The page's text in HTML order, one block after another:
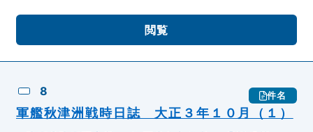
閲覧
8 件名
軍艦秋津洲戦時日誌 大正３年１０月（１）